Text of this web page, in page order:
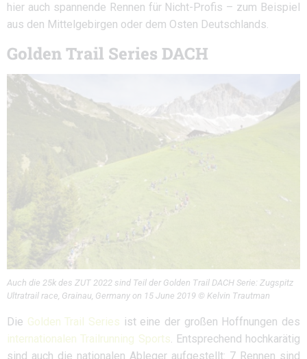
hier auch spannende Rennen für Nicht-Profis – zum Beispiel
aus den Mittelgebirgen oder dem Osten Deutschlands.
Golden Trail Series DACH
Auch die 25k des ZUT 2022 sind Teil der Golden Trail DACH Serie: Zugspitz
Ultratrail race, Grainau, Germany on 15 June 2019 © Kelvin Trautman
Die Golden Trail Series ist eine der großen Hoffnungen des
internationalen Trailrunning Sports. Entsprechend hochkarätig
sind auch die nationalen Ableger aufgestellt: 7 Rennen sind